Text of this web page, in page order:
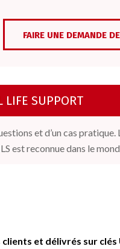
FAIRE UNE DEMANDE
LIFE SUPPORT
et d’un cas
est reconnue dans le
et délivrés sur clés